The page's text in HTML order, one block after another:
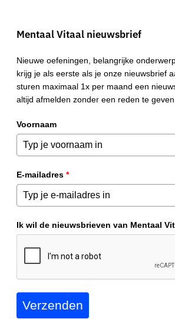
Mentaal Vitaal nieuwsbrief
Nieuwe oefeningen, belangrijke
krijg je als eerste als je onze nieuwsbrief
sturen maximaal 1x per maand een
altijd afmelden zonder een reden te geven.
Voornaam
E-mailadres *
Ik wil de nieuwsbrieven van Mentaal
Verzenden